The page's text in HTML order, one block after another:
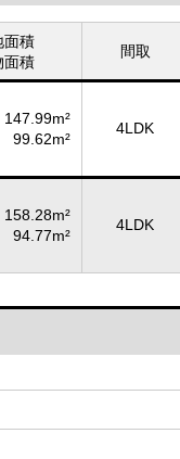
面積
面積
間取
147.99m²
99.62m²
4LDK
158.28m²
94.77m²
4LDK